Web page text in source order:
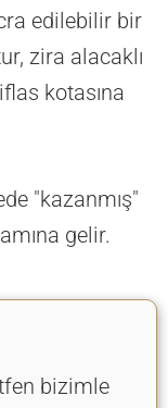
bizimle
edilebilir bir
zira alacaklı
kotasına
"kazanmış"
gelir.